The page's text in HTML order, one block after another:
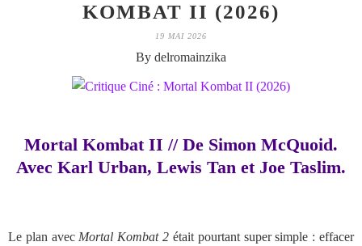
KOMBAT II (2026)
19 MAI 2026
By delromainzika
Mortal Kombat II // De Simon McQuoid.
Avec Karl Urban, Lewis Tan et Joe Taslim.
Le plan avec Mortal Kombat 2 était pourtant super simple : effacer